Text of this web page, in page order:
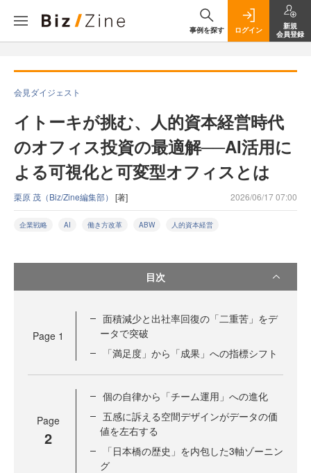
事例を探す ログイン
新規
会員登録
会見ダイジェスト
イトーキが挑む、人的資本経営時代
のオフィス投資の最適解──AI活用に
よる可視化と可変型オフィスとは
栗原 茂（Biz/Zine編集部） [著] 2026/06/17 07:00
企業戦略 AI 働き方改革 ABW 人的資本経営
目次
Page 1
面積減少と出社率回復の「二重苦」をデ
ータで突破
「満足度」から「成果」への指標シフト
Page
2
個の自律から「チーム運用」への進化
五感に訴える空間デザインがデータの価
値を左右する
「日本橋の歴史」を内包した3軸ゾーニン
グ